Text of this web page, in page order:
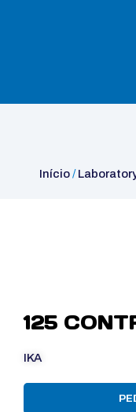
Início/
125
IKA